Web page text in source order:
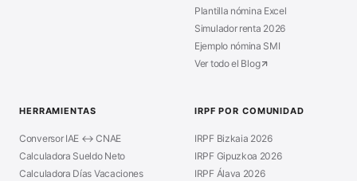
Plantilla nómina Excel
Simulador renta 2026
Ejemplo nómina SMI
Ver todo el Blog
HERRAMIENTAS
Conversor IAE ↔ CNAE
Calculadora Sueldo Neto
Calculadora Días Vacaciones
IRPF POR COMUNIDAD
IRPF Bizkaia 2026
IRPF Gipuzkoa 2026
IRPF Álava 2026